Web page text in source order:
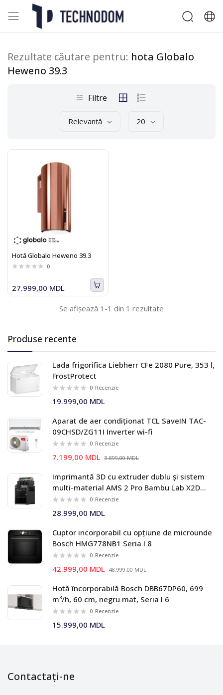
Produse recente
Lada frigorifica Liebherr CFe 2080 Pure, 353 l,
FrostProtect
0 Recenzie
19.999,00 MDL
Aparat de aer condiționat TCL SaveIN TAC-
09CHSD/ZG11I Inverter wi-fi
0 Recenzie
7.199,00 MDL 8.899,00 MDL
Imprimantă 3D cu extruder dublu și sistem
multi-material AMS 2 Pro Bambu Lab X2D
Combo
0 Recenzie
28.999,00 MDL
Cuptor incorporabil cu opțiune de microunde
Bosch HMG778NB1 Seria I 8
0 Recenzie
42.999,00 MDL 48.999,00 MDL
Hotă încorporabilă Bosch DBB67DP60, 699
m³/h, 60 cm, negru mat, Seria I 6
0 Recenzie
15.999,00 MDL
Rezultate căutare pentru: hota Globalo
Heweno 39.3
Filtre
Relevanță 20
Hotă Globalo Heweno 39.3
0
27.999,00 MDL
Se afișează 1-1 din 1 rezultate
Contactați-ne